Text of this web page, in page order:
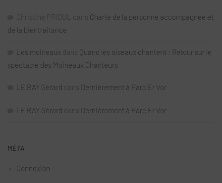
Christine PRIOUL dans Charte de la personne accompagnée et
de la bientraitance
Les moineaux dans Quand les oiseaux chantent : Retour sur le
spectacle des Moineaux Chanteurs
LE RAY Gérard dans Dernièrement à Parc Er Vor
LE RAY Gérard dans Dernièrement à Parc Er Vor
MÉTA
Connexion